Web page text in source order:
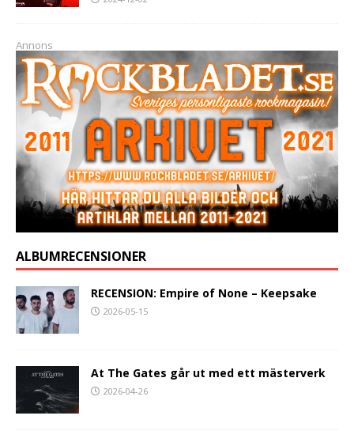
Annons
ALBUMRECENSIONER
RECENSION: Empire of None – Keepsake
2026-05-15
At The Gates går ut med ett mästerverk
2026-04-26